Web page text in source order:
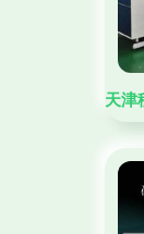
天津